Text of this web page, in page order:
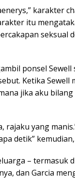
karakter
itu
seksual
ponsel
Ketika Sewell
jika aku
rajaku yang
detik”
– termasuk
dan Garcia